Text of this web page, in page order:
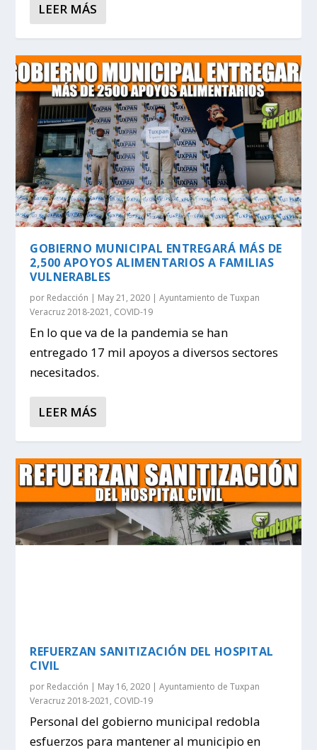
LEER MÁS
GOBIERNO MUNICIPAL ENTREGARÁ MÁS DE
2,500 APOYOS ALIMENTARIOS A FAMILIAS
VULNERABLES
por Redacción | May 21, 2020 |Ayuntamiento de Tuxpan
Veracruz 2018-2021 , COVID-19
En lo que va de la pandemia se han
entregado 17 mil apoyos a diversos sectores
necesitados.
LEER MÁS
REFUERZAN SANITIZACIÓN DEL HOSPITAL
CIVIL
por Redacción | May 16, 2020 |Ayuntamiento de Tuxpan
Veracruz 2018-2021 , COVID-19
Personal del gobierno municipal redobla
esfuerzos para mantener al municipio en